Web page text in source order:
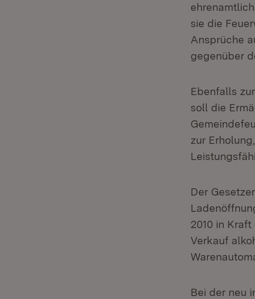
sie die
Ansprüche
gegenüber
Ebenfalls
soll die
zur
Der
2010 in
Verkauf
Bei der neu